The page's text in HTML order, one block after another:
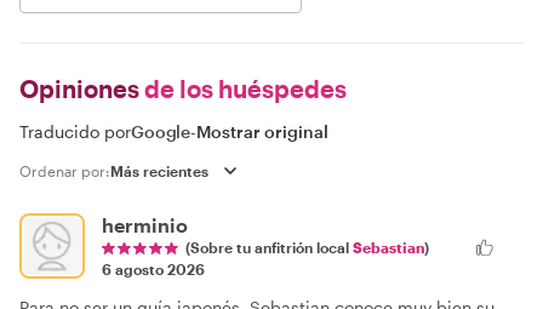
Opinionesde los huéspedes
Traducido porGoogle-Mostrar original
Ordenar por:
herminio
(Sobre tu anfitrión local Sebastian)
6 agosto 2026